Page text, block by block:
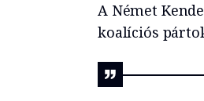
A Német
koalíciós